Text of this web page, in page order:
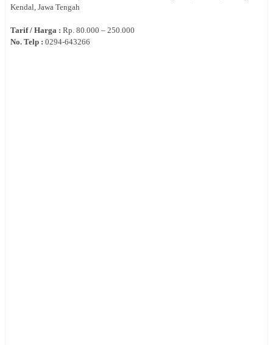
Kendal, Jawa Tengah
Tarif / Harga : Rp. 80.000 – 250.000
No. Telp : 0294‐643266